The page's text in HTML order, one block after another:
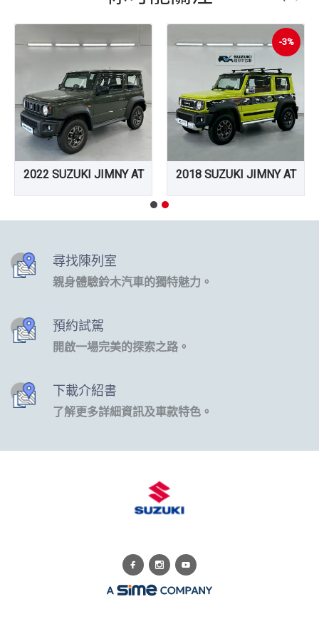
2022 SUZUKI JIMNY AT
-3%
2018 SUZUKI JIMNY AT
尋找陳列室
親身體驗鈴木汽車的獨特魅力。
預約試駕
開啟一場完美的探索之路。
下載介紹書
了解更多詳細資訊及車款特色。